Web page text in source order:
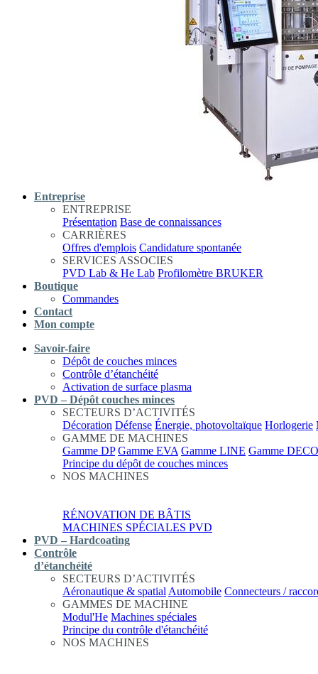
Entreprise
ENTREPRISE
Présentation Base de connaissances
CARRIÈRES
Offres d'emplois Candidature spontanée
SERVICES ASSOCIES
PVD Lab & He Lab Profilomètre BRUKER
Boutique
Commandes
Contact
Mon compte
Savoir-faire
Dépôt de couches minces
Contrôle d’étanchéité
Activation de surface plasma
PVD – Dépôt couches minces
SECTEURS D’ACTIVITÉS
Décoration Défense Énergie, photovoltaïque Horlogerie
GAMME DE MACHINES
Gamme DP Gamme EVA Gamme LINE Gamme
Principe du dépôt de couches minces
NOS MACHINES
RÉNOVATION DE BÂTIS
MACHINES SPÉCIALES PVD
PVD – Hardcoating
Contrôle
d’étanchéité
SECTEURS D’ACTIVITÉS
Aéronautique & spatial Automobile Connecteurs /
GAMMES DE MACHINE
Modul'He Machines spéciales
Principe du contrôle d'étanchéité
NOS MACHINES